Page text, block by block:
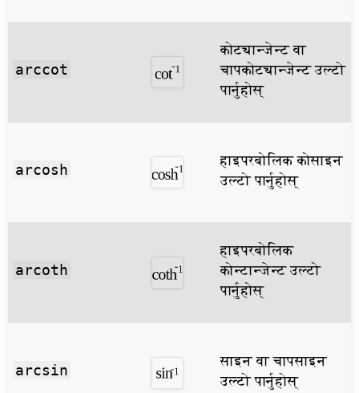
arccot
कोट्यान्जेन्ट वा
चापकोट्यान्जेन्ट उल्टो
पार्नुहोस्
arcosh
हाइपरबोलिक कोसाइन
उल्टो पार्नुहोस्
arcoth
हाइपरबोलिक
कोन्टान्जेन्ट उल्टो
पार्नुहोस्
arcsin
साइन वा चापसाइन
उल्टो पार्नुहोस्